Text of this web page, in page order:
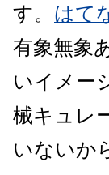
す。 はて
有象無象
いイメー
械キュレ
いないか